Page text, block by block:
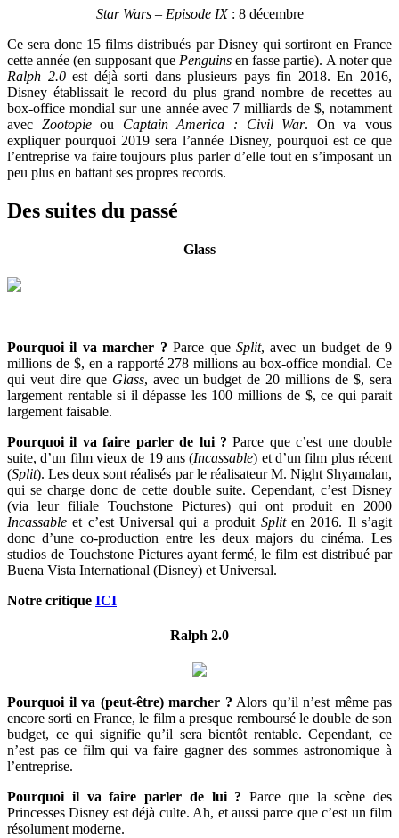
Star Wars – Episode IX: 8 décembre
Ce sera donc 15 films distribués par Disney qui sortiront en France
cette année (en supposant que Penguinsen fasse partie). A noter que
Ralph 2.0est déjà sorti dans plusieurs pays fin 2018. En 2016,
Disney établissait le record du plus grand nombre de recettes au
box-office mondial sur une année avec 7 milliards de $, notamment
avec Zootopieou Captain America : Civil War. On va vous
expliquer pourquoi 2019 sera l’année Disney, pourquoi est ce que
l’entreprise va faire toujours plus parler d’elle tout en s’imposant un
peu plus en battant ses propres records.
Des suites du passé
Glass
Pourquoi il va marcher ? Parce que Split, avec un budget de 9
millions de $, en a rapporté 278 millions au box-office mondial. Ce
qui veut dire que Glass, avec un budget de 20 millions de $, sera
largement rentable si il dépasse les 100 millions de $, ce qui parait
largement faisable.
Pourquoi il va faire parler de lui ? Parce que c’est une double
suite, d’un film vieux de 19 ans (Incassable) et d’un film plus récent
(Split). Les deux sont réalisés par le réalisateur M. Night Shyamalan,
qui se charge donc de cette double suite. Cependant, c’est Disney
(via leur filiale Touchstone Pictures) qui ont produit en 2000
Incassable et c’est Universal qui a produit Spliten 2016. Il s’agit
donc d’une co-production entre les deux majors du cinéma. Les
studios de Touchstone Pictures ayant fermé, le film est distribué par
Buena Vista International (Disney) et Universal.
Notre critique ICI
Ralph 2.0
Pourquoi il va (peut-être) marcher ? Alors qu’il n’est même pas
encore sorti en France, le film a presque remboursé le double de son
budget, ce qui signifie qu’il sera bientôt rentable. Cependant, ce
n’est pas ce film qui va faire gagner des sommes astronomique à
l’entreprise.
Pourquoi il va faire parler de lui ? Parce que la scène des
Princesses Disney est déjà culte. Ah, et aussi parce que c’est un film
résolument moderne.